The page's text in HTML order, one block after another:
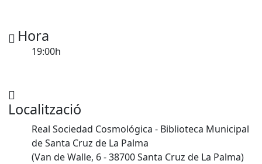
Hora
19:00h
Localització
Real Sociedad Cosmológica - Biblioteca Municipal
de Santa Cruz de La Palma
(Van de Walle, 6 - 38700 Santa Cruz de La Palma)